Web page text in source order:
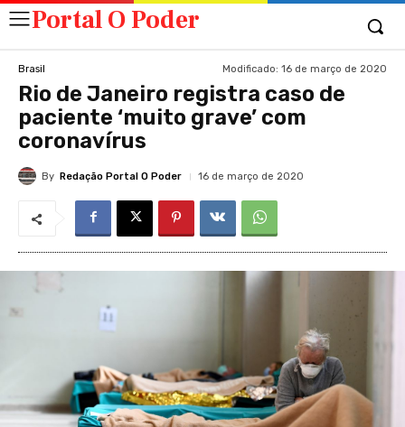
Portal O Poder
Brasil Modificado: 16 de março de 2020
Rio de Janeiro registra caso de
paciente ‘muito grave’ com
coronavírus
By Redação Portal O Poder 16 de março de 2020